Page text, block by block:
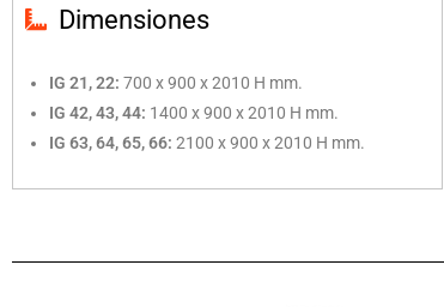
Dimensiones
IG 21, 22: 700 x 900 x 2010 H mm.
IG 42, 43, 44: 1400 x 900 x 2010 H mm.
IG 63, 64, 65, 66: 2100 x 900 x 2010 H mm.